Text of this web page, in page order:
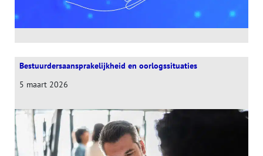
Bestuurdersaansprakelijkheid en oorlogssituaties
5 maart 2026